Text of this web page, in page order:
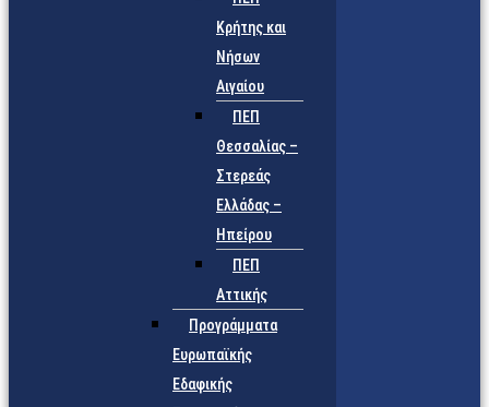
Κρήτης και
Νήσων
Αιγαίου
ΠΕΠ
Θεσσαλίας –
Στερεάς
Ελλάδας –
Ηπείρου
ΠΕΠ
Αττικής
Προγράμματα
Ευρωπαϊκής
Εδαφικής